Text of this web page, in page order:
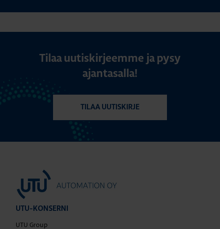
Tilaa uutiskirjeemme ja pysy
ajantasalla!
TILAA UUTISKIRJE
UTU-KONSERNI
UTU Group